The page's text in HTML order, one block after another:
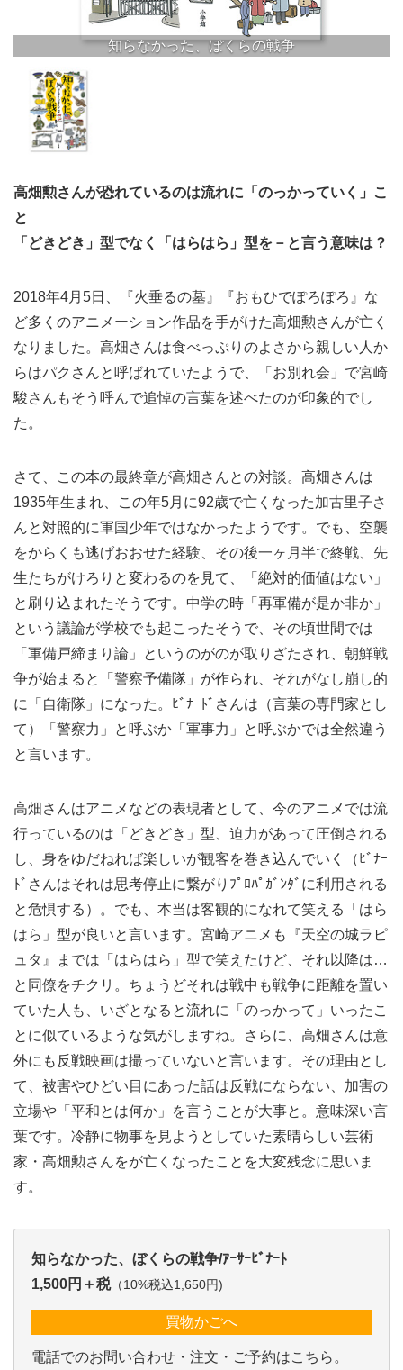
知らなかった、ぼくらの戦争
高畑勲さんが恐れているのは流れに「のっかっていく」こ
と
「どきどき」型でなく「はらはら」型を－と言う意味は？
2018年4月5日、『火垂るの墓』『おもひでぽろぽろ』な
ど多くのアニメーション作品を手がけた高畑勲さんが亡く
なりました。高畑さんは食べっぷりのよさから親しい人か
らはパクさんと呼ばれていたようで、「お別れ会」で宮崎
駿さんもそう呼んで追悼の言葉を述べたのが印象的でし
た。
さて、この本の最終章が高畑さんとの対談。高畑さんは
1935年生まれ、この年5月に92歳で亡くなった加古里子さ
んと対照的に軍国少年ではなかったようです。でも、空襲
をからくも逃げおおせた経験、その後一ヶ月半で終戦、先
生たちがけろりと変わるのを見て、「絶対的価値はない」
と刷り込まれたそうです。中学の時「再軍備が是か非か」
という議論が学校でも起こったそうで、その頃世間では
「軍備戸締まり論」というのがのが取りざたされ、朝鮮戦
争が始まると「警察予備隊」が作られ、それがなし崩し的
に「自衛隊」になった。ﾋﾞﾅｰﾄﾞさんは（言葉の専門家とし
て）「警察力」と呼ぶか「軍事力」と呼ぶかでは全然違う
と言います。
高畑さんはアニメなどの表現者として、今のアニメでは流
行っているのは「どきどき」型、迫力があって圧倒される
し、身をゆだねれば楽しいが観客を巻き込んでいく（ﾋﾞﾅｰ
ﾄﾞさんはそれは思考停止に繋がりﾌﾟﾛﾊﾟｶﾞﾝﾀﾞに利用される
と危惧する）。でも、本当は客観的になれて笑える「はら
はら」型が良いと言います。宮崎アニメも『天空の城ラピ
ュタ』までは「はらはら」型で笑えたけど、それ以降は…
と同僚をチクリ。ちょうどそれは戦中も戦争に距離を置い
ていた人も、いざとなると流れに「のっかって」いったこ
とに似ているような気がしますね。さらに、高畑さんは意
外にも反戦映画は撮っていないと言います。その理由とし
て、被害やひどい目にあった話は反戦にならない、加害の
立場や「平和とは何か」を言うことが大事と。意味深い言
葉です。冷静に物事を見ようとしていた素晴らしい芸術
家・高畑勲さんをが亡くなったことを大変残念に思いま
す。
知らなかった、ぼくらの戦争/ｱｰｻｰﾋﾞﾅｰﾄ
1,500円＋税（10%税込1,650円)
買物かごへ
電話でのお問い合わせ・注文・ご予約はこちら。